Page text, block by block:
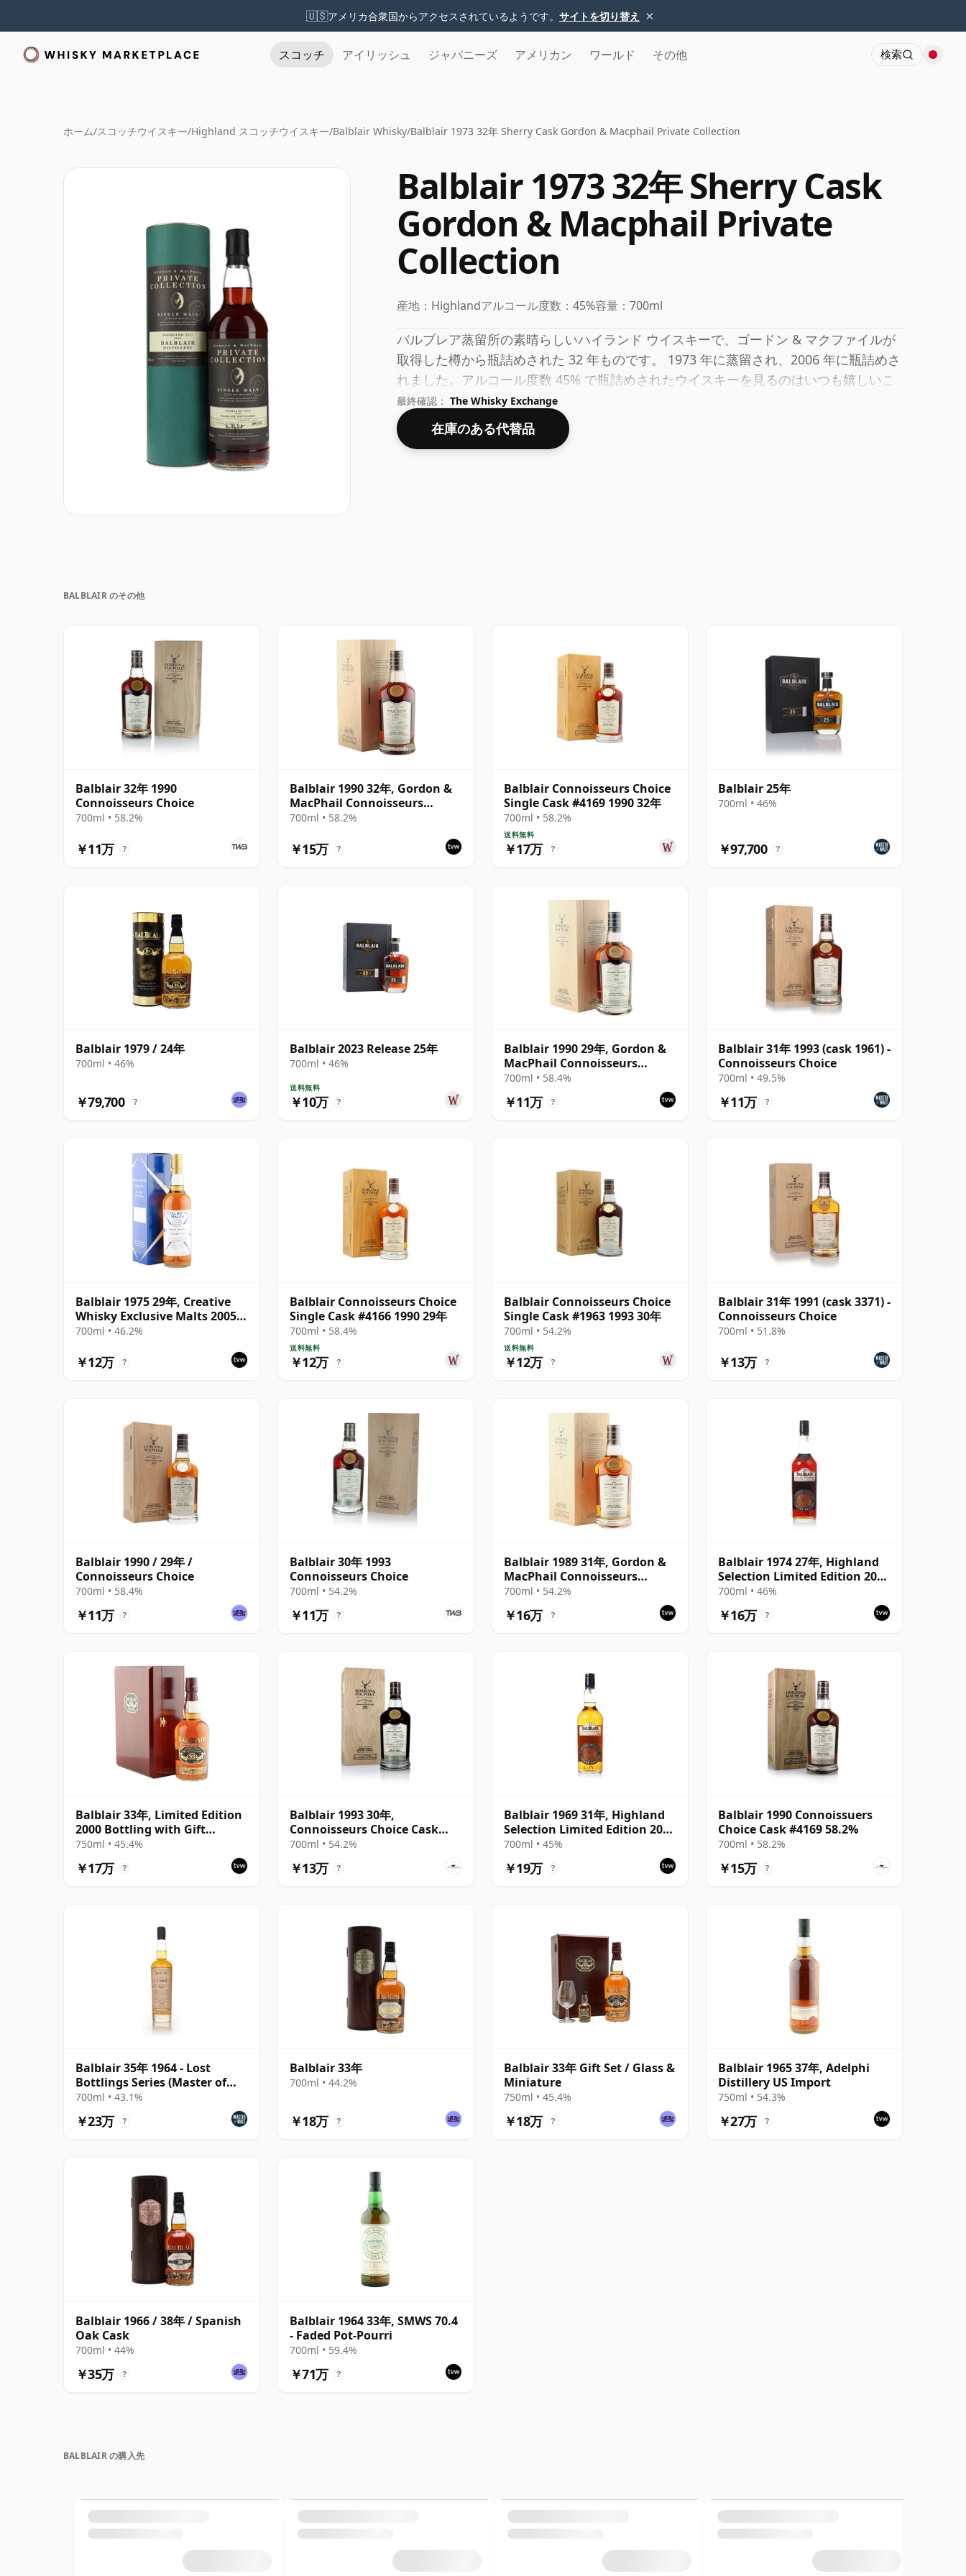
🇺🇸アメリカ合衆国からアクセスされているようです。 サイトを切り替え ×
スコッチ アイリッシュ ジャパニーズ アメリカン ワールド その他 検索
ホーム/スコッチウイスキー/Highland スコッチウイスキー/Balblair Whisky/Balblair 1973 32年 Sherry Cask Gordon & Macphail Private Collection
Balblair 1973 32年 Sherry Cask
Gordon & Macphail Private
Collection
産地： Highlandアルコール度数： 45%容量： 700ml
バルブレア蒸留所の素晴らしいハイランド ウイスキーで、ゴードン & マクファイルが
取得した樽から瓶詰めされた 32 年ものです。 1973 年に蒸留され、2006 年に瓶詰めさ
れました。アルコール度数 45% で瓶詰めされたウイスキーを見るのはいつも嬉しいこ
とですが、これは通常の 70cl のサイズで出荷されます。
最終確認： The Whisky Exchange
在庫のある代替品
BALBLAIR のその他
Balblair 32年 1990
Connoisseurs Choice
700ml • 58.2%
￥11万 ?
Balblair 1990 32年, Gordon &
MacPhail Connoisseurs
Choice - Cask 4169
700ml • 58.2%
￥15万 ?
Balblair Connoisseurs Choice
Single Cask #4169 1990 32年
700ml • 58.2%
送料無料
￥17万 ?
Balblair 25年
700ml • 46%
￥97,700 ?
Balblair 1979 / 24年
700ml • 46%
￥79,700 ?
Balblair 2023 Release 25年
700ml • 46%
送料無料
￥10万 ?
Balblair 1990 29年, Gordon &
MacPhail Connoisseurs
Choice
700ml • 58.4%
￥11万 ?
Balblair 31年 1993 (cask 1961) -
Connoisseurs Choice
700ml • 49.5%
￥11万 ?
Balblair 1975 29年, Creative
Whisky Exclusive Malts 2005
Bottling with Carton
700ml • 46.2%
￥12万 ?
Balblair Connoisseurs Choice
Single Cask #4166 1990 29年
700ml • 58.4%
送料無料
￥12万 ?
Balblair Connoisseurs Choice
Single Cask #1963 1993 30年
700ml • 54.2%
送料無料
￥12万 ?
Balblair 31年 1991 (cask 3371) -
Connoisseurs Choice
700ml • 51.8%
￥13万 ?
Balblair 1990 / 29年 /
Connoisseurs Choice
700ml • 58.4%
￥11万 ?
Balblair 30年 1993
Connoisseurs Choice
700ml • 54.2%
￥11万 ?
Balblair 1989 31年, Gordon &
MacPhail Connoisseurs
Choice - Cask 211
700ml • 54.2%
￥16万 ?
Balblair 1974 27年, Highland
Selection Limited Edition 2001
Bottling
700ml • 46%
￥16万 ?
Balblair 33年, Limited Edition
2000 Bottling with Gift
Presentation Set
750ml • 45.4%
￥17万 ?
Balblair 1993 30年,
Connoisseurs Choice Cask
#1963
700ml • 54.2%
￥13万 ?
Balblair 1969 31年, Highland
Selection Limited Edition 2000
Bottling
700ml • 45%
￥19万 ?
Balblair 1990 Connoissuers
Choice Cask #4169 58.2%
700ml • 58.2%
￥15万 ?
Balblair 35年 1964 - Lost
Bottlings Series (Master of
Malt)
700ml • 43.1%
￥23万 ?
Balblair 33年
700ml • 44.2%
￥18万 ?
Balblair 33年 Gift Set / Glass &
Miniature
750ml • 45.4%
￥18万 ?
Balblair 1965 37年, Adelphi
Distillery US Import
750ml • 54.3%
￥27万 ?
Balblair 1966 / 38年 / Spanish
Oak Cask
700ml • 44%
￥35万 ?
Balblair 1964 33年, SMWS 70.4
- Faded Pot-Pourri
700ml • 59.4%
￥71万 ?
BALBLAIR の購入先